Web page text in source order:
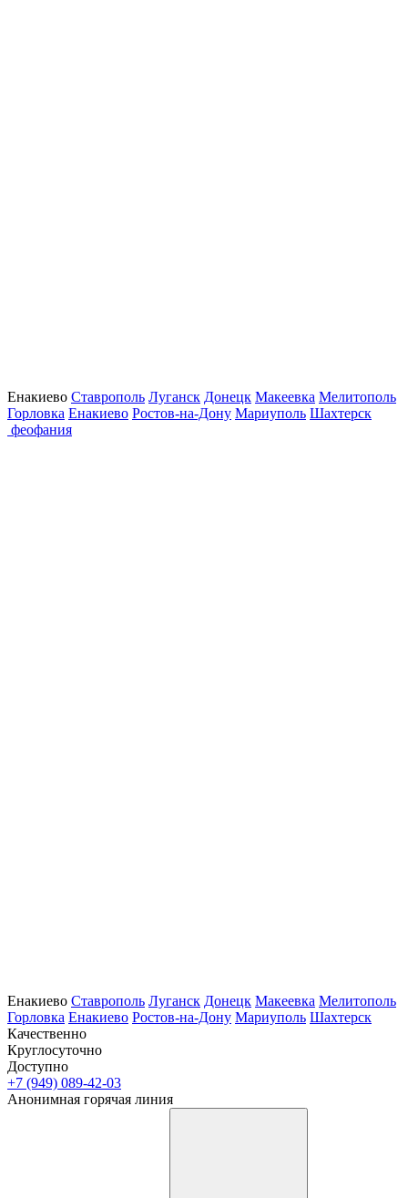
Енакиево Ставрополь Луганск Донецк Макеевка Мелитополь
Горловка Енакиево Ростов-на-Дону Мариуполь Шахтерск
феофания
Енакиево Ставрополь Луганск Донецк Макеевка Мелитополь
Горловка Енакиево Ростов-на-Дону Мариуполь Шахтерск
Качественно
Круглосуточно
Доступно
+7 (949) 089-42-03
Анонимная горячая линия